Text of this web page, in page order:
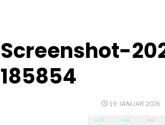
Screenshot-
185854
POSTED
19. JANUAR 2026